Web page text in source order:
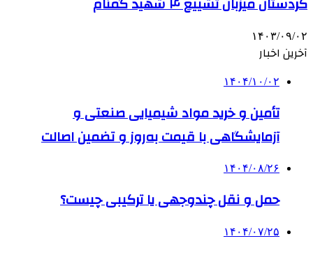
۱۴۰۳/۰۹/۰۲
آخرین اخبار
۱۴۰۴/۱۰/۰۲
تأمین و خرید مواد شیمیایی صنعتی و
آزمایشگاهی با قیمت به‌روز و تضمین اصالت
۱۴۰۴/۰۸/۲۶
حمل و نقل چندوجهی یا ترکیبی چیست؟
۱۴۰۴/۰۷/۲۵